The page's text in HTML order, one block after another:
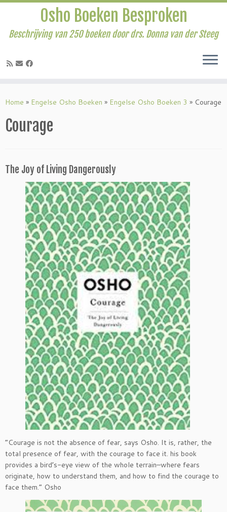
naar
Osho Boeken Besproken
Beschrijving van 250 boeken door drs. Donna van der Steeg
Home » Engelse Osho Boeken » Engelse Osho Boeken 3 » Courage
Courage
The Joy of Living Dangerously
“Courage is not the absence of fear, says Osho. It is, rather, the
total presence of fear, with the courage to face it. his book
provides a bird’s-eye view of the whole terrain–where fears
originate, how to understand them, and how to find the courage to
face them.” Osho